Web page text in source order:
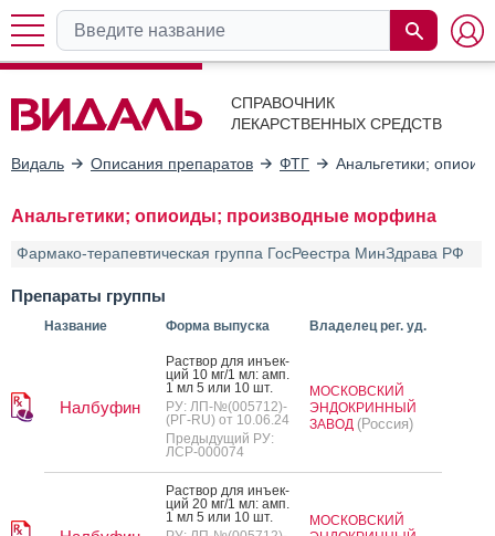
СПРАВОЧНИК
ЛЕКАРСТВЕННЫХ СРЕДСТВ
Видаль Описания препаратов ФТГ Анальгетики;
Анальгетики; опиоиды; производные морфина
Фармако-терапевтическая группа ГосРеестра МинЗдрава РФ
Препараты группы
Название Форма выпуска Владелец рег. уд.
Налбуфин
Рас­твор для инъ­ек­
ций 10 мг/1 мл: амп.
1 мл 5 или 10 шт.
РУ: ЛП-№(005712)-
(РГ-RU) от 10.06.24
Предыдущий РУ:
ЛСР-000074
МОСКОВСКИЙ
ЭНДОКРИННЫЙ
ЗАВОД (Россия)
Рас­твор для инъ­ек­
ций 20 мг/1 мл: амп.
1 мл 5 или 10 шт.
МОСКОВСКИЙ